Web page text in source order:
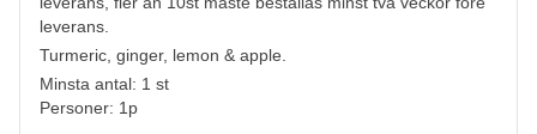
leverans.
Turmeric, ginger, lemon & apple.
Minsta antal: 1 st
Personer: 1p